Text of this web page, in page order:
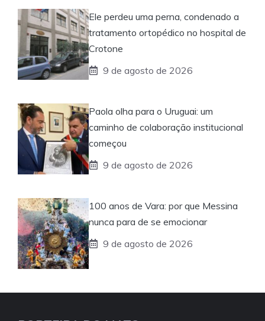
Ele perdeu uma perna, condenado a
tratamento ortopédico no hospital de
Crotone
9 de agosto de 2026
Paola olha para o Uruguai: um
caminho de colaboração institucional
começou
9 de agosto de 2026
100 anos de Vara: por que Messina
nunca para de se emocionar
9 de agosto de 2026